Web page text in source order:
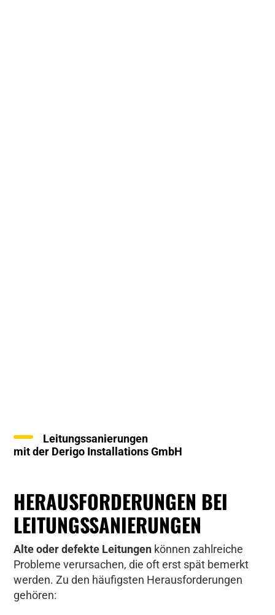
Leitungssanierungen
mit der Derigo Installations GmbH
HERAUSFORDERUNGEN BEI
LEITUNGSSANIERUNGEN
Alte oder defekte Leitungen können zahlreiche
Probleme verursachen, die oft erst spät bemerkt
werden. Zu den häufigsten Herausforderungen
gehören: